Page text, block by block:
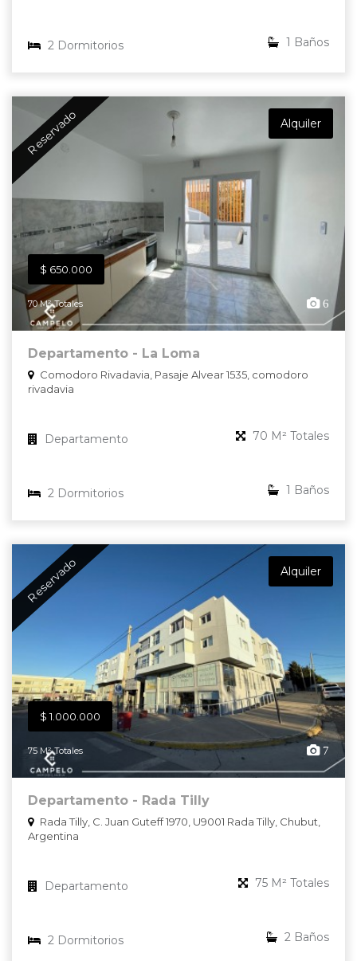
2 Dormitorios 1 Baños
Reservado Alquiler
$ 650.000
70 M² Totales 6
Departamento - La Loma
Comodoro Rivadavia, Pasaje Alvear 1535, comodoro
rivadavia
Departamento 70 M² Totales
2 Dormitorios 1 Baños
Reservado Alquiler
$ 1.000.000
75 M² Totales 7
Departamento - Rada Tilly
Rada Tilly, C. Juan Guteff 1970, U9001 Rada Tilly, Chubut,
Argentina
Departamento 75 M² Totales
2 Dormitorios 2 Baños